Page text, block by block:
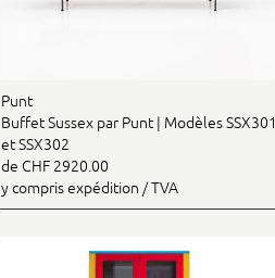
Punt
Buffet Sussex par Punt | Modèles SSX301
et SSX302
de CHF 2920.00
y compris expédition / TVA